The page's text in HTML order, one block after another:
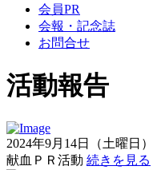
会員PR
会報・記念誌
お問合せ
活動報告
2024年9月14日（土曜日）
献血ＰＲ活動 続きを見る